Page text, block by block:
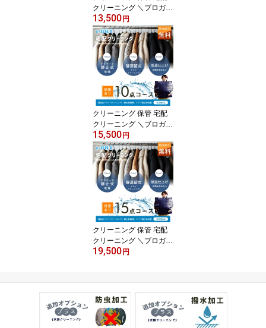
クリーニング ＼ブロガー
推薦！／ 保管付き 詰め
放題 最大7点 クリーニン
グ カシミアクリーニング
スキーウェアクリーニン
グ 天然石鹸クリーニング
【サービス特集認定商
13,500円
クリーニング 保管 宅配
クリーニング ＼ブロガー
推薦！／ 保管付き 詰め
放題 最大10点 クリーニ
ング カシミアクリーニン
グ スキーウェアクリーニ
ング 天然石鹸クリーニン
グ【サービス特集認定商
15,500円
クリーニング 保管 宅配
クリーニング ＼ブロガー
推薦！／ 保管付き 詰め
ング 天然石鹸クリーニン
グ【サービス特集認定商
品】
19,500円